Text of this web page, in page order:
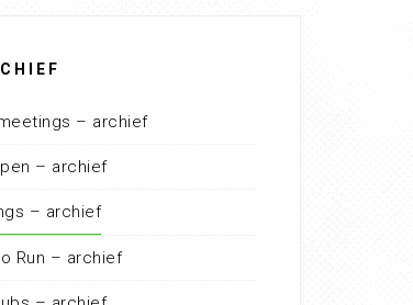
meetings – archief
– archief
– archief
Run – archief